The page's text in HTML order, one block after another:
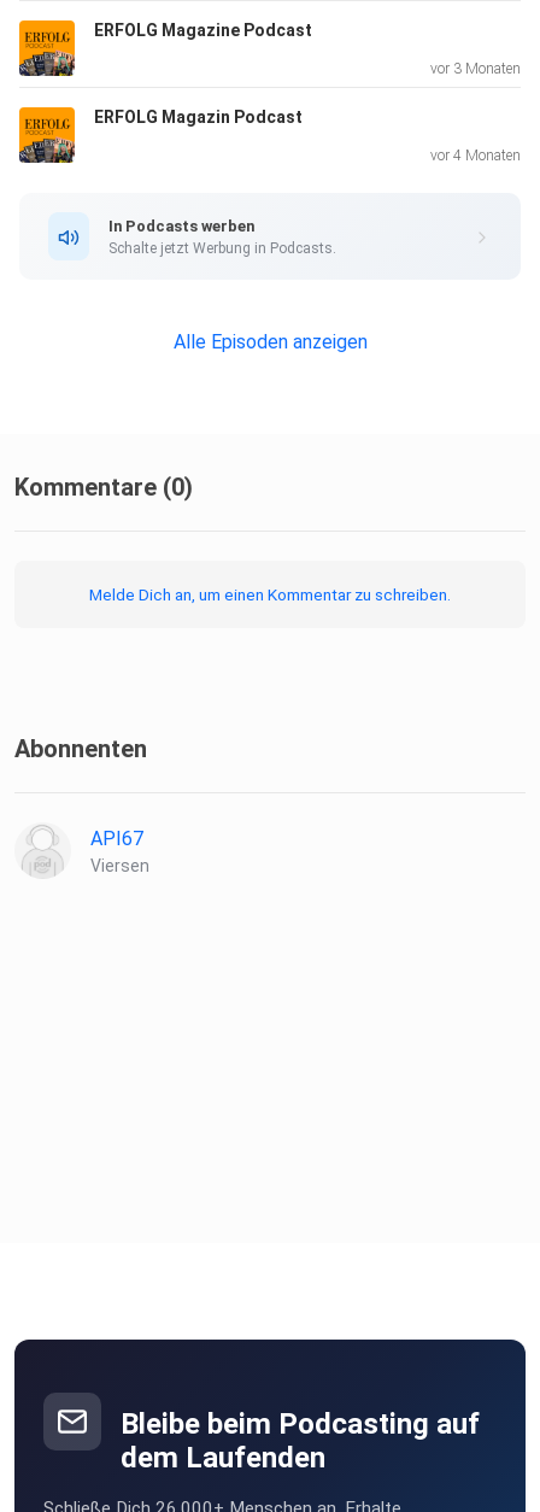
ERFOLG Magazine Podcast
vor 3 Monaten
ERFOLG Magazin Podcast
vor 4 Monaten
In Podcasts werben
Schalte jetzt Werbung in Podcasts.
Alle Episoden anzeigen
Kommentare (0)
Melde Dich an, um einen Kommentar zu schreiben.
Abonnenten
API67
Viersen
Bleibe beim Podcasting auf
dem Laufenden